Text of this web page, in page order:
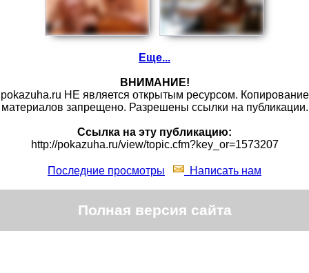
Еще...
ВНИМАНИЕ!
pokazuha.ru НЕ является открытым ресурсом. Копирование
материалов запрещено. Разрешены ссылки на публикации.
Ссылка на эту публикацию:
http://pokazuha.ru/view/topic.cfm?key_or=1573207
Последние просмотры Написать нам
Полная версия сайта